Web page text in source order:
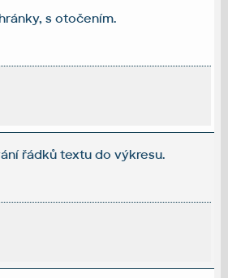
s otočením.
řádků textu do výkresu.